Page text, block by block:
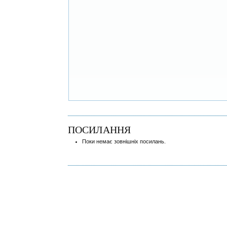
ПОСИЛАННЯ
Поки немає зовнішніх посилань.